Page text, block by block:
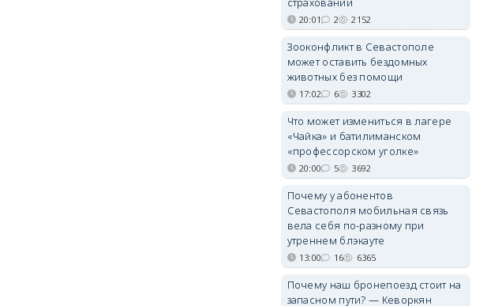
20:01 2 2152
Зооконфликт в Севастополе
может оставить бездомных
животных без помощи
17:02 6 3302
Что может измениться в лагере
«Чайка» и батилиманском
«профессорском уголке»
20:00 5 3692
Почему у абонентов
Севастополя мобильная связь
вела себя по-разному при
утреннем блэкауте
13:00 16 6365
Почему наш бронепоезд стоит на
запасном пути? — Кеворкян